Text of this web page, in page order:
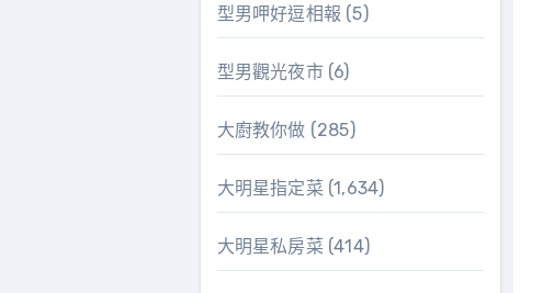
型男呷好逗相報 (5)
型男觀光夜市(6)
大廚教你做 (285)
大明星指定菜 (1,634)
大明星私房菜 (414)